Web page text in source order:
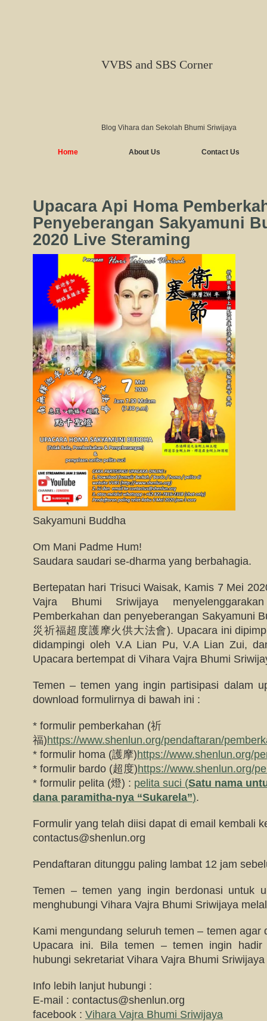
VVBS and SBS Corner
Blog Vihara dan Sekolah Bhumi Sriwijaya
Home About Us Contact Us
Upacara Api Homa
Penyeberangan Sakyamuni
2020 Live Steraming
Sakyamuni Buddha
Om Mani Padme Hum!
Saudara saudari se-dharma yang berbahagia.
Bertepatan hari Trisuci Waisak, Kamis 7 Mei
Vajra Bhumi Sriwijaya
Pemberkahan dan penyeberangan Sakyamuni
災祈福超度護摩火供大法會). Upacara ini
didampingi oleh V.A Lian Pu, V.A Lian Zui,
Upacara bertempat di Vihara Vajra Bhumi
Temen – temen yang ingin partisipasi dalam
download formulirnya di bawah ini :
* formulir pemberkahan (祈
福)https://www.shenlun.org/pendaftaran/
* formulir homa (護摩)https://www.shenlun.org/
* formulir bardo (超度)https://www.shenlun.org/
* formulir pelita (燈) : pelita suci (Satu nama
dana paramitha-nya “Sukarela”).
Formulir yang telah diisi dapat di email kembali
contactus@shenlun.org
Pendaftaran ditunggu paling lambat 12 jam
Temen – temen yang ingin berdonasi untuk
menghubungi Vihara Vajra Bhumi Sriwijaya
Kami mengundang seluruh temen – temen agar
Upacara ini. Bila temen – temen ingin hadir
hubungi sekretariat Vihara Vajra Bhumi
Info lebih lanjut hubungi :
E-mail : contactus@shenlun.org
facebook : Vihara Vajra Bhumi Sriwijaya